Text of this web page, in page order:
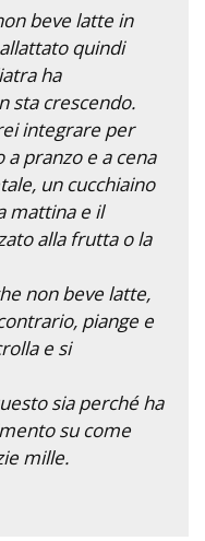
beve latte in
quindi
ha
sta crescendo.
integrare per
pranzo e a cena
un cucchiaino
mattina e il
alla frutta o la
non beve latte,
piange e
e si
sia perché ha
su come
mille.